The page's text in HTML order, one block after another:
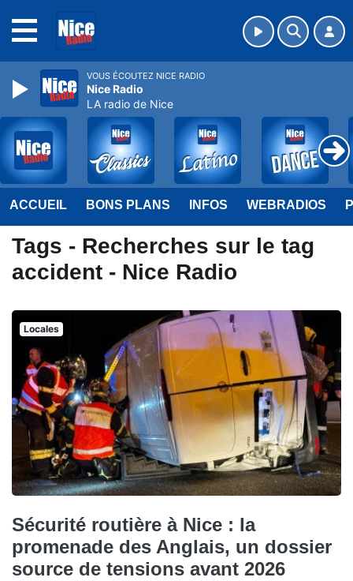
ACCUEIL BONS PLANS INFOS WEBRADIOS
Tags - Recherches sur le tag
accident - Nice Radio
Locales
Sécurité routière à Nice : la
promenade des Anglais, un dossier
source de tensions avant 2026
VOUS ÉCOUTEZ NICE RADIO
Nice Radio
LA radio de Nice